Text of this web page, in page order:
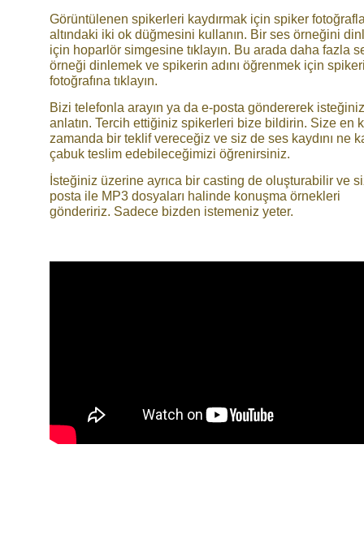
Görüntülenen spikerleri kaydırmak için spiker
altındaki iki ok düğmesini kullanın. Bir ses örneğini
için hoparlör simgesine tıklayın. Bu arada daha fazla
örneği dinlemek ve spikerin adını öğrenmek için
fotoğrafına tıklayın.
Bizi telefonla arayın ya da e-posta göndererek
anlatın. Tercih ettiğiniz spikerleri bize bildirin. Size en
zamanda bir teklif vereceğiz ve siz de ses kaydını ne
çabuk teslim edebileceğimizi öğrenirsiniz.
İsteğiniz üzerine ayrıca bir casting de oluşturabilir ve
posta ile MP3 dosyaları halinde konuşma örnekleri
göndeririz. Sadece bizden istemeniz yeter.